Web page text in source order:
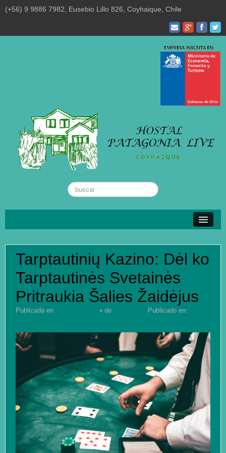
(+56) 9 9886 7982, Eusebio Lillo 826, Coyhaique, Chile
HABITACIONES
OTROS SERVICIOS
GALERIA
RESERVAS
Tarptautinių Kazino: Dėl ko
Tarptautinės Svetainės
Pritraukia Šalies Žaidėjus
Publicada en de
Publicado en: